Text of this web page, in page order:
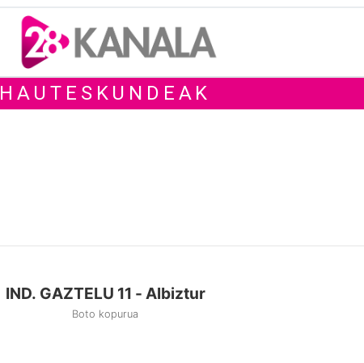
HAUTESKUNDEAK
IND. GAZTELU 11 - Albiztur
Boto kopurua